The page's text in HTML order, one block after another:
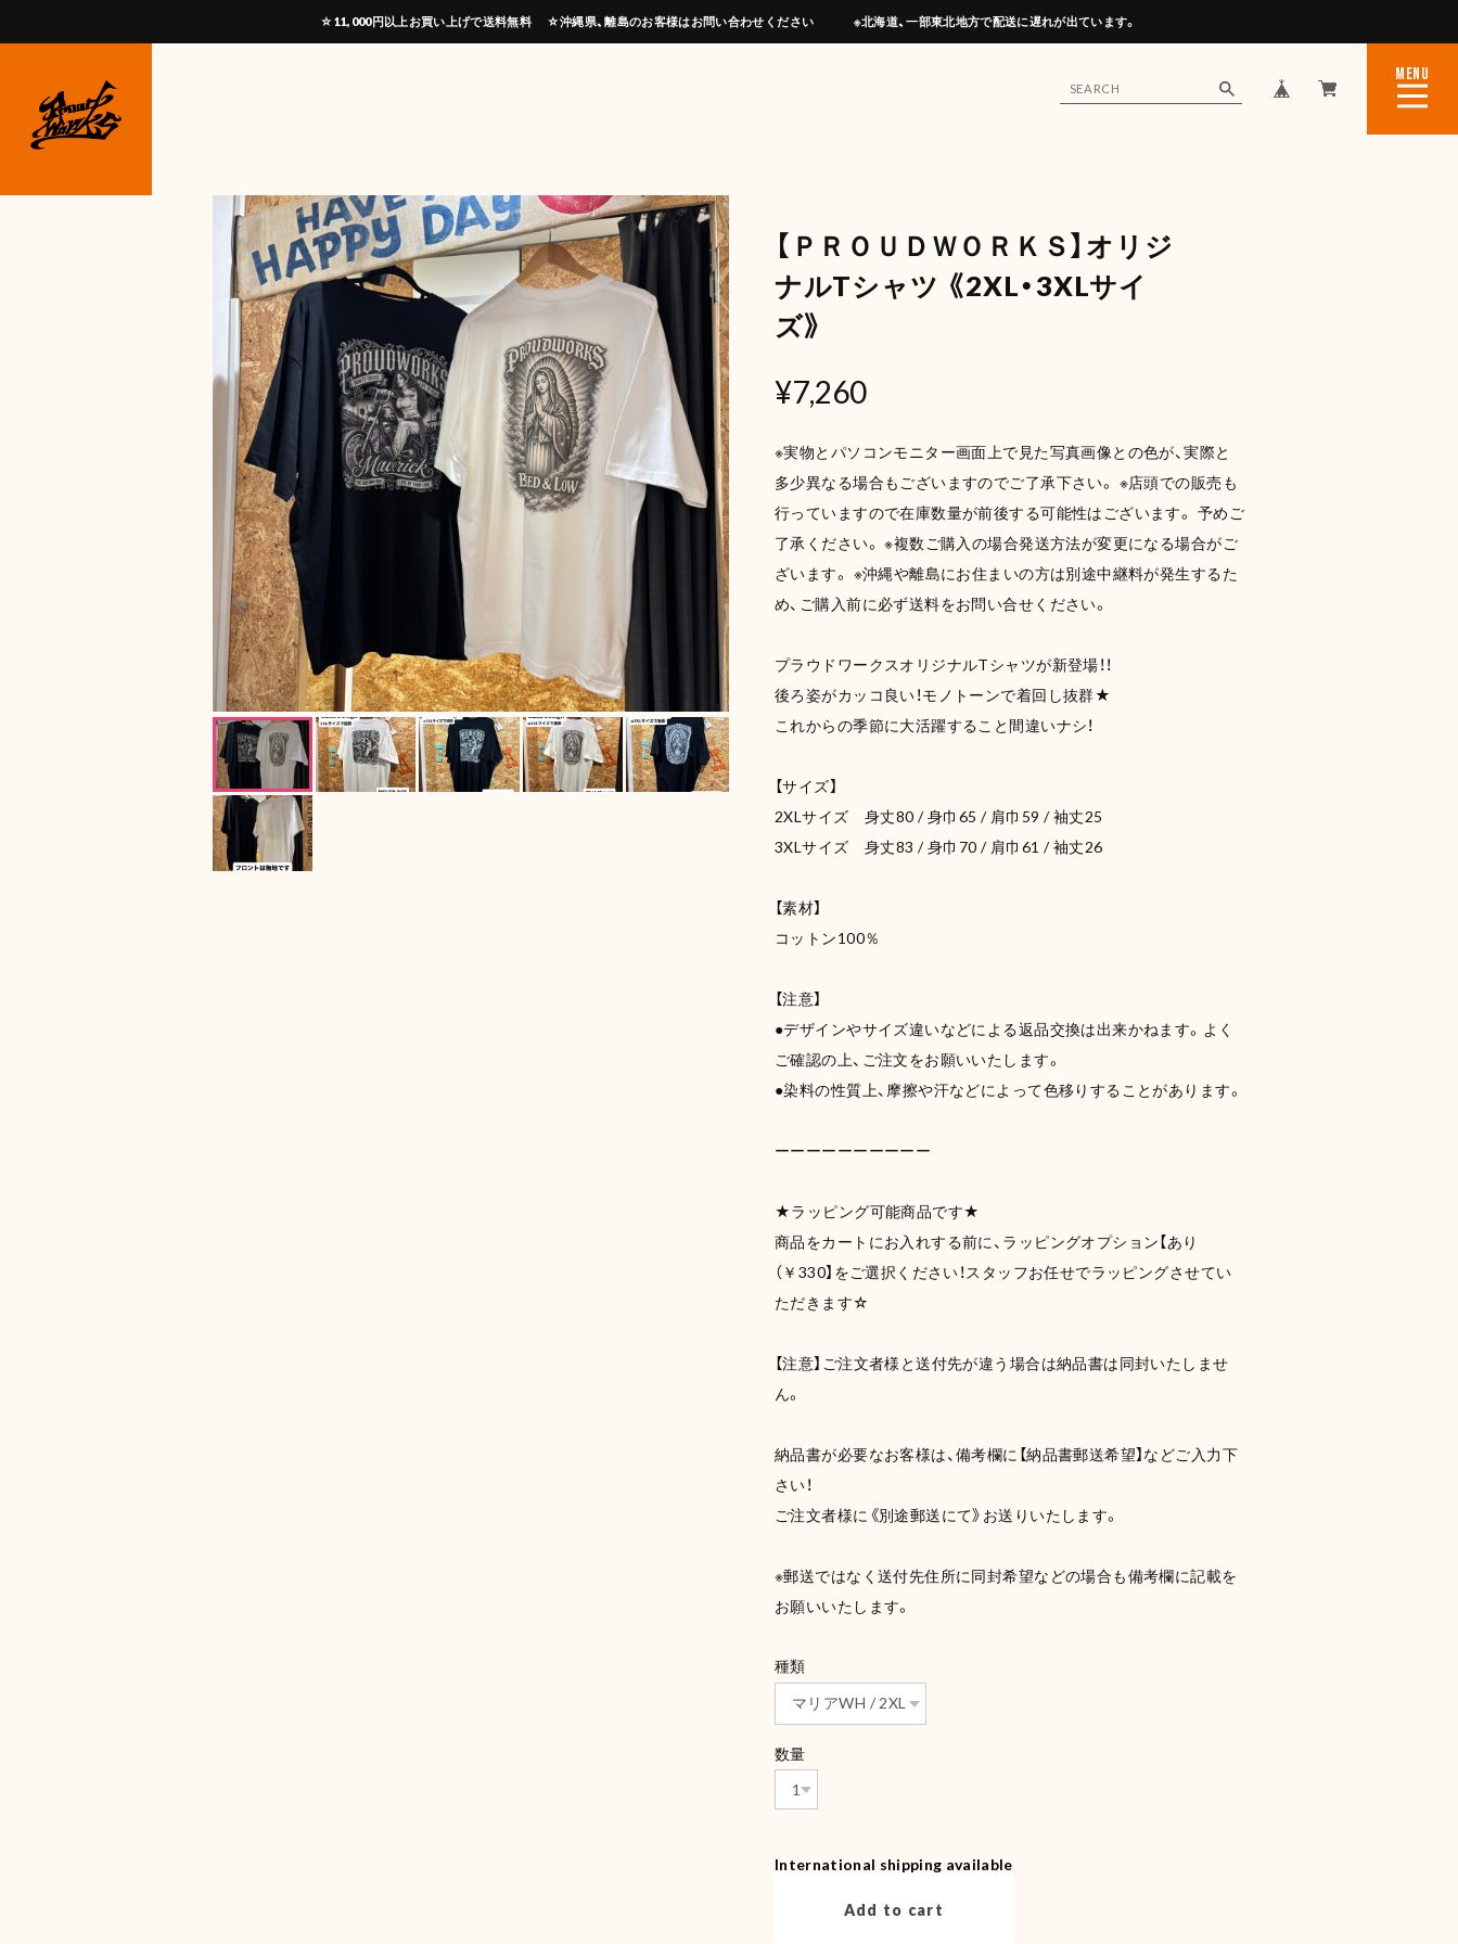
☆11,000円以上お買い上げで送料無料 ☆沖縄県、離島のお客様はお問い合わせください ※北海道、一部東北地方で配送に遅れが出ています。
MENU
CLOSE
【ＰＲＯＵＤＷＯＲＫＳ】オリジ
ナルTシャツ 《2XL・3XLサイ
ズ》
¥7,260
※実物とパソコンモニター画面上で見た写真画像との色が、実際と
多少異なる場合もございますのでご了承下さい。 ※店頭での販売も
行っていますので在庫数量が前後する可能性はございます。 予めご
了承ください。 ※複数ご購入の場合発送方法が変更になる場合がご
ざいます。 ※沖縄や離島にお住まいの方は別途中継料が発生するた
め、ご購入前に必ず送料をお問い合せください。
プラウドワークスオリジナルTシャツが新登場！！
後ろ姿がカッコ良い！モノトーンで着回し抜群★
これからの季節に大活躍すること間違いナシ！
【サイズ】
2XLサイズ 身丈80 / 身巾65 / 肩巾59 / 袖丈25
3XLサイズ 身丈83 / 身巾70 / 肩巾61 / 袖丈26
【素材】
コットン100％
【注意】
●デザインやサイズ違いなどによる返品交換は出来かねます。よく
ご確認の上、ご注文をお願いいたします。
●染料の性質上、摩擦や汗などによって色移りすることがあります。
ーーーーーーーーーー
★ラッピング可能商品です★
商品をカートにお入れする前に、ラッピングオプション【あり
（￥330】をご選択ください！スタッフお任せでラッピングさせてい
ただきます☆
【注意】ご注文者様と送付先が違う場合は納品書は同封いたしませ
ん。
納品書が必要なお客様は、備考欄に【納品書郵送希望】などご入力下
さい！
ご注文者様に《別途郵送にて》お送りいたします。
※郵送ではなく送付先住所に同封希望などの場合も備考欄に記載を
お願いいたします。
種類
数量
International shipping available
Add to cart